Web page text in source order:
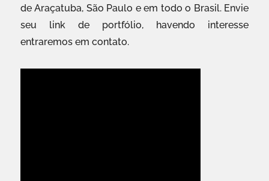
de Araçatuba, São Paulo e em todo o Brasil. Envie
seu link de portfólio, havendo interesse
entraremos em contato.